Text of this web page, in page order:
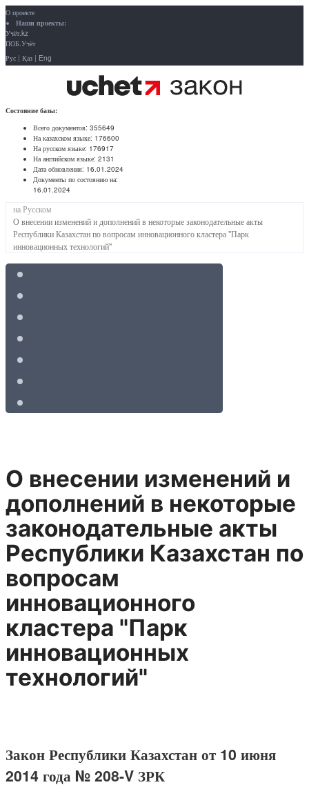
О проекте
Наши проекты:
Учёт.kz
ПОБ.Учёт
Рус | Қаз | Eng
Состояние базы:
Всего документов: 355649
На казахском языке: 176600
На русском языке: 176917
На английском языке: 2131
Дата обновления: 16.01.2024
Документы по состоянию на:
16.01.2024
на Русском
О внесении изменений и дополнений в некоторые законодательные акты
Республики Казахстан по вопросам инновационного кластера "Парк
инновационных технологий"
О внесении изменений и
дополнений в некоторые
законодательные акты
Республики Казахстан по
вопросам
инновационного
кластера "Парк
инновационных
технологий"
Закон Республики Казахстан от 10 июня
2014 года № 208-V ЗРК